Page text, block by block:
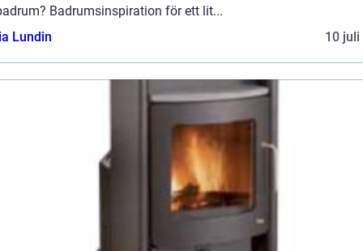
Badrumsinspiration för ett lit...
Lundin
10 juli